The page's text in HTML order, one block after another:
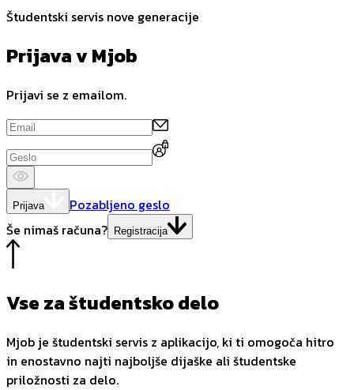
Študentski servis nove generacije
Prijava v Mjob
Prijavi se z emailom.
Prijava
Pozabljeno geslo
Še nimaš računa? Registracija
Vse za študentsko delo
Mjob je študentski servis z aplikacijo, ki ti omogoča hitro
in enostavno najti najboljše dijaške ali študentske
priložnosti za delo.